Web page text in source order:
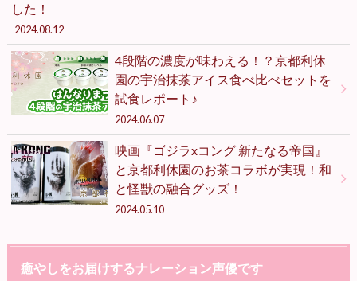
した！
2024.08.12
4段階の濃度が味わえる！？京都利休
園の宇治抹茶アイス食べ比べセットを
試食レポート♪
2024.06.07
映画『ゴジラxコング 新たなる帝国』
と京都利休園のお茶コラボが実現！和
と怪獣の融合グッズ！
2024.05.10
癒やしをお届けするナレーション声優です